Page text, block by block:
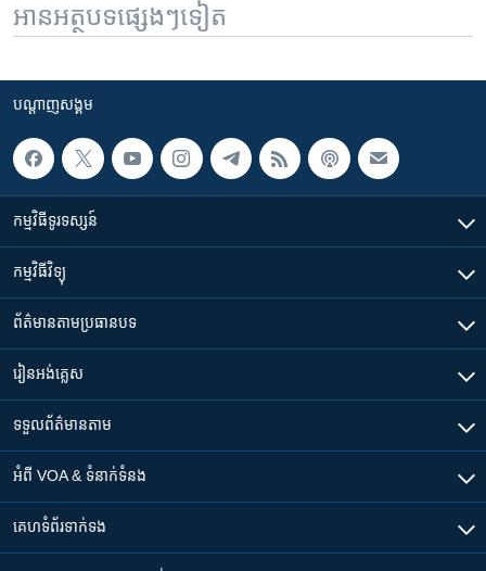
អានអត្ថបទផ្សេងៗទៀត
បណ្តាញ​សង្គម
កម្មវិធី​ទូរទស្សន៍
កម្មវិធី​វិទ្យុ
ព័ត៌មាន​តាមប្រធានបទ​
រៀន​​អង់គ្លេស
ទទួល​ព័ត៌មាន​តាម
អំពី​ VOA & ទំនាក់ទំនង
គេហទំព័រ​​ទាក់ទង